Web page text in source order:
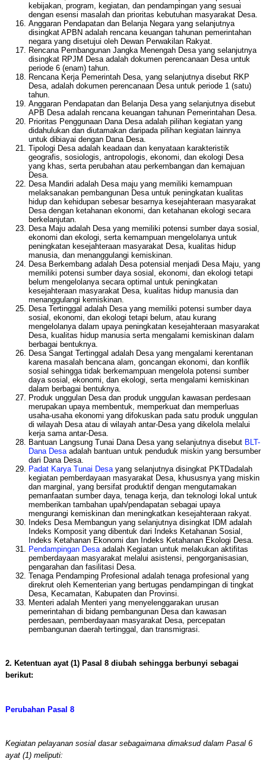
kebijakan, program, kegiatan, dan pendampingan yang sesuai
dengan esensi masalah dan prioritas kebutuhan masyarakat Desa.
Anggaran Pendapatan dan Belanja Negara yang selanjutnya
disingkat APBN adalah rencana keuangan tahunan pemerintahan
negara yang disetujui oleh Dewan Perwakilan Rakyat.
Rencana Pembangunan Jangka Menengah Desa yang selanjutnya
disingkat RPJM Desa adalah dokumen perencanaan Desa untuk
periode 6 (enam) tahun.
Rencana Kerja Pemerintah Desa, yang selanjutnya disebut RKP
Desa, adalah dokumen perencanaan Desa untuk periode 1 (satu)
tahun.
Anggaran Pendapatan dan Belanja Desa yang selanjutnya disebut
APB Desa adalah rencana keuangan tahunan Pemerintahan Desa.
Prioritas Penggunaan Dana Desa adalah pilihan kegiatan yang
didahulukan dan diutamakan daripada pilihan kegiatan lainnya
untuk dibiayai dengan Dana Desa.
Tipologi Desa adalah keadaan dan kenyataan karakteristik
geografis, sosiologis, antropologis, ekonomi, dan ekologi Desa
yang khas, serta perubahan atau perkembangan dan kemajuan
Desa.
Desa Mandiri adalah Desa maju yang memiliki kemampuan
melaksanakan pembangunan Desa untuk peningkatan kualitas
hidup dan kehidupan sebesar besarnya kesejahteraan masyarakat
Desa dengan ketahanan ekonomi, dan ketahanan ekologi secara
berkelanjutan.
Desa Maju adalah Desa yang memiliki potensi sumber daya sosial,
ekonomi dan ekologi, serta kemampuan mengelolanya untuk
peningkatan kesejahteraan masyarakat Desa, kualitas hidup
manusia, dan menanggulangi kemiskinan.
Desa Berkembang adalah Desa potensial menjadi Desa Maju, yang
memiliki potensi sumber daya sosial, ekonomi, dan ekologi tetapi
belum mengelolanya secara optimal untuk peningkatan
kesejahteraan masyarakat Desa, kualitas hidup manusia dan
menanggulangi kemiskinan.
Desa Tertinggal adalah Desa yang memiliki potensi sumber daya
sosial, ekonomi, dan ekologi tetapi belum, atau kurang
mengelolanya dalam upaya peningkatan kesejahteraan masyarakat
Desa, kualitas hidup manusia serta mengalami kemiskinan dalam
berbagai bentuknya.
Desa Sangat Tertinggal adalah Desa yang mengalami kerentanan
karena masalah bencana alam, goncangan ekonomi, dan konflik
sosial sehingga tidak berkemampuan mengelola potensi sumber
daya sosial, ekonomi, dan ekologi, serta mengalami kemiskinan
dalam berbagai bentuknya.
Produk unggulan Desa dan produk unggulan kawasan perdesaan
merupakan upaya membentuk, memperkuat dan memperluas
usaha-usaha ekonomi yang difokuskan pada satu produk unggulan
di wilayah Desa atau di wilayah antar-Desa yang dikelola melalui
kerja sama antar-Desa.
Bantuan Langsung Tunai Dana Desa yang selanjutnya disebut BLT-
Dana Desaadalah bantuan untuk penduduk miskin yang bersumber
dari Dana Desa.
Padat Karya Tunai Desayang selanjutnya disingkat PKTDadalah
kegiatan pemberdayaan masyarakat Desa, khususnya yang miskin
dan marginal, yang bersifat produktif dengan mengutamakan
pemanfaatan sumber daya, tenaga kerja, dan teknologi lokal untuk
memberikan tambahan upah/pendapatan sebagai upaya
mengurangi kemiskinan dan meningkatkan kesejahteraan rakyat.
Indeks Desa Membangun yang selanjutnya disingkat IDM adalah
Indeks Komposit yang dibentuk dari Indeks Ketahanan Sosial,
Indeks Ketahanan Ekonomi dan Indeks Ketahanan Ekologi Desa.
Pendampingan Desaadalah Kegiatan untuk melakukan aktifitas
pemberdayaan masyarakat melalui asistensi, pengorganisasian,
pengarahan dan fasilitasi Desa.
Tenaga Pendamping Profesional adalah tenaga profesional yang
direkrut oleh Kementerian yang bertugas pendampingan di tingkat
Desa, Kecamatan, Kabupaten dan Provinsi.
Menteri adalah Menteri yang menyelenggarakan urusan
pemerintahan di bidang pembangunan Desa dan kawasan
perdesaan, pemberdayaan masyarakat Desa, percepatan
pembangunan daerah tertinggal, dan transmigrasi.
2. Ketentuan ayat (1) Pasal 8 diubah sehingga berbunyi sebagai
berikut:
Perubahan Pasal 8
Kegiatan pelayanan sosial dasar sebagaimana dimaksud dalam Pasal 6
ayat (1) meliputi: